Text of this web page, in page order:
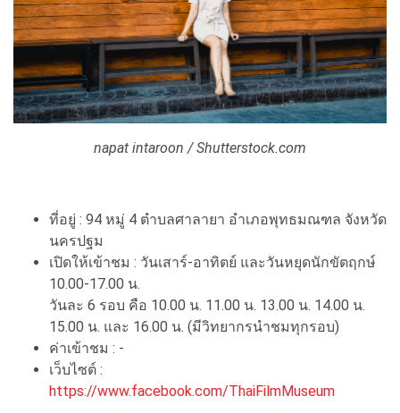
napat intaroon / Shutterstock.com
ที่อยู่ : 94 หมู่ 4 ตำบลศาลายา อำเภอพุทธมณฑล จังหวัด
นครปฐม
เปิดให้เข้าชม : วันเสาร์-อาทิตย์ และวันหยุดนักขัตฤกษ์
10.00-17.00 น.
วันละ 6 รอบ คือ 10.00 น. 11.00 น. 13.00 น. 14.00 น.
15.00 น. และ 16.00 น. (มีวิทยากรนำชมทุกรอบ)
ค่าเข้าชม : -
เว็บไซต์ :
https://www.facebook.com/ThaiFilmMuseum